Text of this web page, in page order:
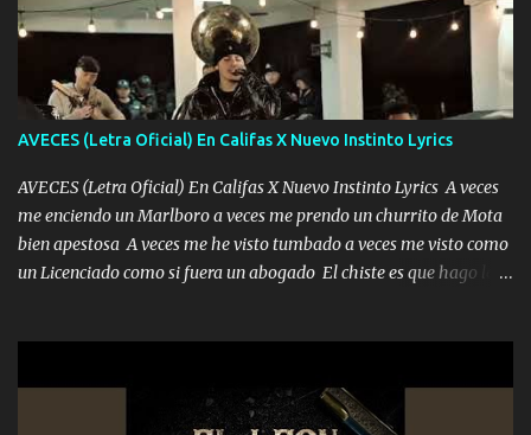
mirabas bonito si yo no fui el final feliz el final fue triste pa mí Y
duele no tenerte aquí sabiendo que moría por ti yo y la luna
cantamos y por ti nos embriagamos Quién sabe qué será de mí si
contigo fui muy feliz a lo mejor no lloró pero muy en el fondo te
adoro
AVECES (Letra Oficial) En Califas X Nuevo Instinto Lyrics
AVECES (Letra Oficial) En Califas X Nuevo Instinto Lyrics A veces
me enciendo un Marlboro a veces me prendo un churrito de Mota
bien apestosa A veces me he visto tumbado a veces me visto como
un Licenciado como si fuera un abogado El chiste es que hago lo
corriente no quieren verte subir de level trucha mis plebes Música
A veces me pongo un sombrero a veces me ven la cachucha de lado